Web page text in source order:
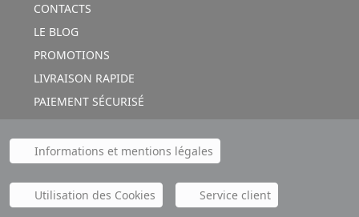
CONTACTS
LE BLOG
PROMOTIONS
LIVRAISON RAPIDE
PAIEMENT SÉCURISÉ
Informations et mentions légales
Utilisation des Cookies Service client